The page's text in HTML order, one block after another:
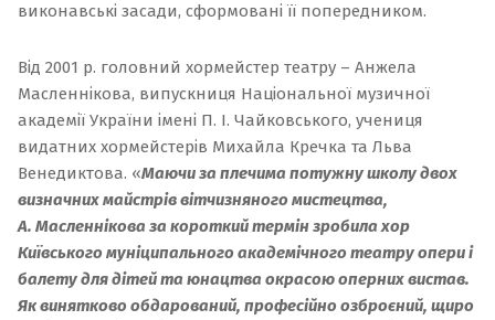
виконавські засади, сформовані її попередником.
Від 2001 р. головний хормейстер театру – Анжела
Масленнікова, випускниця Національної музичної
академії України імені П. І. Чайковського, учениця
видатних хормейстерів Михайла Кречка та Льва
Венедиктова. «Маючи за плечима потужну школу двох
визначних майстрів вітчизняного мистецтва,
А. Масленнікова за короткий термін зробила хор
Київського муніципального академічного театру опери і
балету для дітей та юнацтва окрасою оперних вистав.
Як винятково обдарований, професійно озброєний, щиро